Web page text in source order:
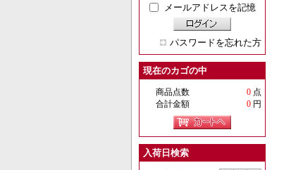
メールアドレスを記憶
パスワードを忘れた方
現在のカゴの中
商品点数 0 点
合計金額
0 円
入荷日検索